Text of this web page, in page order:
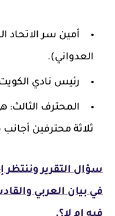
أمين سر الاتحاد
العدواني).
رئيس نادي
المحترف الثالث:
ثلاثة محترفين أجانب
سؤال التقرير وننتظر
في بيان العربي